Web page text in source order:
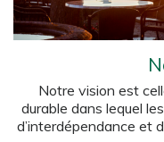
Notre vision est
durable dans lequel
d’interdépendance et